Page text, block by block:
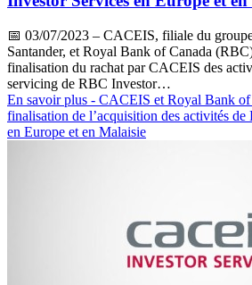
📅 03/07/2023 – CACEIS, filiale du
Santander, et Royal Bank of Canada
finalisation du rachat par CACEIS des
servicing de RBC Investor…
En savoir plus - CACEIS et Royal Bank of
finalisation de l’acquisition des activités
en Europe et en Malaisie